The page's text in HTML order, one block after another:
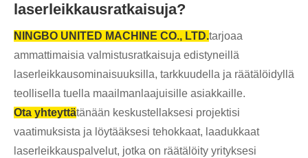
laserleikkausratkaisuja?
NINGBO UNITED MACHINE CO., LTD.tarjoaa
ammattimaisia ​​valmistusratkaisuja edistyneillä
laserleikkausominaisuuksilla, tarkkuudella ja räätälöidyllä
teollisella tuella maailmanlaajuisille asiakkaille.
Ota yhteyttätänään keskustellaksesi projektisi
vaatimuksista ja löytääksesi tehokkaat, laadukkaat
laserleikkauspalvelut, jotka on räätälöity yrityksesi